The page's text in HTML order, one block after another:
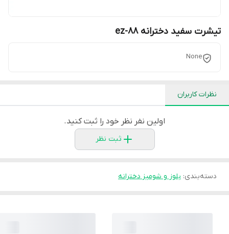
تیشرت سفید دخترانه ez-88
None
نظرات کاربران
اولین نفر نظر خود را ثبت کنید.
ثبت نظر
دسته‌بندی: بلوز و شومیز دخترانه